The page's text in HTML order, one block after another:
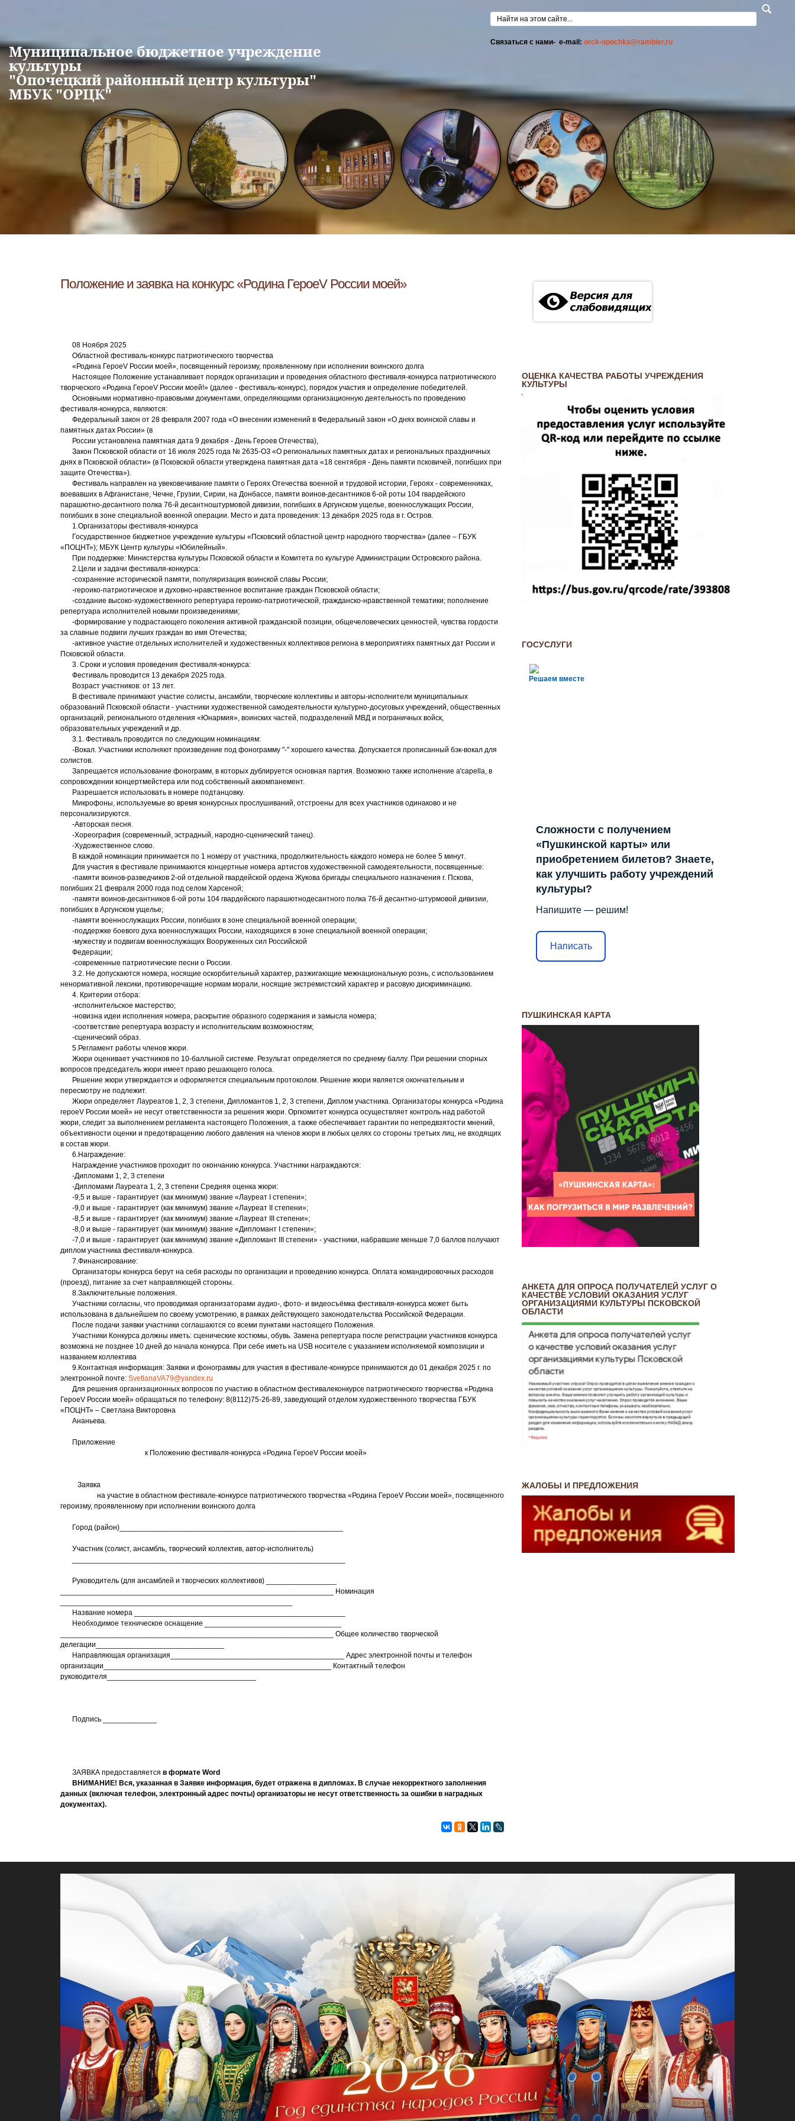
Форма поиска
Связаться с нами- e-mail: orck-opochka@rambler.ru
Муниципальное бюджетное учреждение
культуры
"Опочецкий районный центр культуры"
МБУК "ОРЦК"
Положение и заявка на конкурс «Родина ГероеV России моей»
08 Ноября 2025
Областной фестиваль-конкурс патриотического творчества
«Родина ГероеV России моей», посвященный героизму, проявленному при исполнении воинского долга
Настоящее Положение устанавливает порядок организации и проведения областного фестиваля-конкурса патриотического
творческого «Родина ГероеV России моей!» (далее - фестиваль-конкурс), порядок участия и определение победителей.
Основными нормативно-правовыми документами, определяющими организационную деятельность по проведению
фестиваля-конкурса, являются:
Федеральный закон от 28 февраля 2007 года «О внесении изменений в Федеральный закон «О днях воинской славы и
памятных датах России» (в
России установлена памятная дата 9 декабря - День Героев Отечества),
Закон Псковской области от 16 июля 2025 года № 2635-ОЗ «О региональных памятных датах и региональных праздничных
днях в Псковской области» (в Псковской области утверждена памятная дата «18 сентября - День памяти псковичей, погибших при
защите Отечества»).
Фестиваль направлен на увековечивание памяти о Героях Отечества военной и трудовой истории, Героях - современниках,
воевавших в Афганистане, Чечне, Грузии, Сирии, на Донбассе, памяти воинов-десантников 6-ой роты 104 гвардейского
парашютно-десантного полка 76-й десантноштурмовой дивизии, погибших в Аргунском ущелье, военнослужащих России,
погибших в зоне специальной военной операции. Место и дата проведения: 13 декабря 2025 года в г. Остров.
1.Организаторы фестиваля-конкурса
Государственное бюджетное учреждение культуры «Псковский областной центр народного творчества» (далее – ГБУК
«ПОЦНТ»); МБУК Центр культуры «Юбилейный».
При поддержке: Министерства культуры Псковской области и Комитета по культуре Администрации Островского района.
2.Цели и задачи фестиваля-конкурса:
-сохранение исторической памяти, популяризация воинской славы России;
-героико-патриотическое и духовно-нравственное воспитание граждан Псковской области;
-создание высоко-художественного репертуара героико-патриотической, гражданско-нравственной тематики; пополнение
репертуара исполнителей новыми произведениями;
-формирование у подрастающего поколения активной гражданской позиции, общечеловеческих ценностей, чувства гордости
за славные подвиги лучших граждан во имя Отечества;
-активное участие отдельных исполнителей и художественных коллективов региона в мероприятиях памятных дат России и
Псковской области.
3. Сроки и условия проведения фестиваля-конкурса:
Фестиваль проводится 13 декабря 2025 года.
Возраст участников: от 13 лет.
В фестивале принимают участие солисты, ансамбли, творческие коллективы и авторы-исполнители муниципальных
образований Псковской области - участники художественной самодеятельности культурно-досуговых учреждений, общественных
организаций, регионального отделения «Юнармия», воинских частей, подразделений МВД и пограничных войск,
образовательных учреждений и др.
3.1. Фестиваль проводится по следующим номинациям:
-Вокал. Участники исполняют произведение под фонограмму "-" хорошего качества. Допускается прописанный бэк-вокал для
солистов.
Запрещается использование фонограмм, в которых дублируется основная партия. Возможно также исполнение a'capella, в
сопровождении концертмейстера или под собственный аккомпанемент.
Разрешается использовать в номере подтанцовку.
Микрофоны, используемые во время конкурсных прослушиваний, отстроены для всех участников одинаково и не
персонализируются.
-Авторская песня.
-Хореография (современный, эстрадный, народно-сценический танец).
-Художественное слово.
В каждой номинации принимается по 1 номеру от участника, продолжительность каждого номера не более 5 минут.
Для участия в фестивале принимаются концертные номера артистов художественной самодеятельности, посвященные:
-памяти воинов-разведчиков 2-ой отдельной гвардейской ордена Жукова бригады специального назначения г. Пскова,
погибших 21 февраля 2000 года под селом Харсеной;
-памяти воинов-десантников 6-ой роты 104 гвардейского парашютнодесантного полка 76-й десантно-штурмовой дивизии,
погибших в Аргунском ущелье;
-памяти военнослужащих России, погибших в зоне специальной военной операции;
-поддержке боевого духа военнослужащих России, находящихся в зоне специальной военной операции;
-мужеству и подвигам военнослужащих Вооруженных сил Российской
Федерации;
-современные патриотические песни о России.
3.2. Не допускаются номера, носящие оскорбительный характер, разжигающие межнациональную рознь, с использованием
ненормативной лексики, противоречащие нормам морали, носящие экстремистский характер и расовую дискриминацию.
4. Критерии отбора:
-исполнительское мастерство;
-новизна идеи исполнения номера, раскрытие образного содержания и замысла номера;
-соответствие репертуара возрасту и исполнительским возможностям;
-сценический образ.
5.Регламент работы членов жюри.
Жюри оценивает участников по 10-балльной системе. Результат определяется по среднему баллу. При решении спорных
вопросов председатель жюри имеет право решающего голоса.
Решение жюри утверждается и оформляется специальным протоколом. Решение жюри является окончательным и
пересмотру не подлежит.
Жюри определяет Лауреатов 1, 2, 3 степени, Дипломантов 1, 2, 3 степени, Диплом участника. Организаторы конкурса «Родина
героеV России моей» не несут ответственности за решения жюри. Оргкомитет конкурса осуществляет контроль над работой
жюри, следит за выполнением регламента настоящего Положения, а также обеспечивает гарантии по непредвзятости мнений,
объективности оценки и предотвращению любого давления на членов жюри в любых целях со стороны третьих лиц, не входящих
в состав жюри.
6.Награждение:
Награждение участников проходит по окончанию конкурса. Участники награждаются:
-Дипломами 1, 2, 3 степени
-Дипломами Лауреата 1, 2, 3 степени Средняя оценка жюри:
-9,5 и выше - гарантирует (как минимум) звание «Лауреат I степени»;
-9,0 и выше - гарантирует (как минимум) звание «Лауреат II степени»;
-8,5 и выше - гарантирует (как минимум) звание «Лауреат III степени»;
-8,0 и выше - гарантирует (как минимум) звание «Дипломант I степени»;
-7,0 и выше - гарантирует (как минимум) звание «Дипломант III степени» - участники, набравшие меньше 7,0 баллов получают
диплом участника фестиваля-конкурса.
7.Финансирование:
Организаторы конкурса берут на себя расходы по организации и проведению конкурса. Оплата командировочных расходов
(проезд), питание за счет направляющей стороны.
8.Заключительные положения.
Участники согласны, что проводимая организаторами аудио-, фото- и видеосъёмка фестиваля-конкурса может быть
использована в дальнейшем по своему усмотрению, в рамках действующего законодательства Российской Федерации.
После подачи заявки участники соглашаются со всеми пунктами настоящего Положения.
Участники Конкурса должны иметь: сценические костюмы, обувь. Замена репертуара после регистрации участников конкурса
возможна не позднее 10 дней до начала конкурса. При себе иметь на USB носителе с указанием исполняемой композиции и
названием коллектива
9.Контактная информация: Заявки и фонограммы для участия в фестивале-конкурсе принимаются до 01 декабря 2025 г. по
электронной почте: SvetlanaVA79@yandex.ru
Для решения организационных вопросов по участию в областном фестивалеконкурсе патриотического творчества «Родина
ГероеV России моей» обращаться по телефону: 8(8112)75-26-89, заведующий отделом художественного творчества ГБУК
«ПОЦНТ» – Светлана Викторовна
Ананьева.
Приложение
к Положению фестиваля-конкурса «Родина ГероеV России моей»
Заявка
на участие в областном фестивале-конкурсе патриотического творчества «Родина ГероеV России моей», посвященного
героизму, проявленному при исполнении воинского долга
Город (район)______________________________________________________
Участник (солист, ансамбль, творческий коллектив, автор-исполнитель)
Руководитель (для ансамблей и творческих коллективов) _________________
__________________________________________________________________ Номинация
Название номера ___________________________________________________
Необходимое техническое оснащение _________________________________
__________________________________________________________________ Общее количество творческой
делегации_______________________________
Направляющая организация__________________________________________ Адрес электронной почты и телефон
организации_______________________________________________________ Контактный телефон
руководителя____________________________________
Подпись _____________
ЗАЯВКА предоставляется в формате Word
ВНИМАНИЕ! Вся, указанная в Заявке информация, будет отражена в дипломах. В случае некорректного заполнения
данных (включая телефон, электронный адрес почты) организаторы не несут ответственность за ошибки в наградных
документах).
ОЦЕНКА КАЧЕСТВА РАБОТЫ УЧРЕЖДЕНИЯ
КУЛЬТУРЫ
ГОСУСЛУГИ
Решаем вместе
Сложности с получением
«Пушкинской карты» или
приобретением билетов? Знаете,
как улучшить работу учреждений
культуры?
Напишите — решим!
Написать
ПУШКИНСКАЯ КАРТА
АНКЕТА ДЛЯ ОПРОСА ПОЛУЧАТЕЛЕЙ УСЛУГ О
КАЧЕСТВЕ УСЛОВИЙ ОКАЗАНИЯ УСЛУГ
ОРГАНИЗАЦИЯМИ КУЛЬТУРЫ ПСКОВСКОЙ
ОБЛАСТИ
ЖАЛОБЫ И ПРЕДЛОЖЕНИЯ